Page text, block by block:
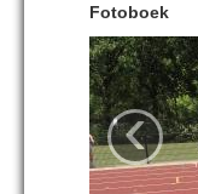
Fotoboek
‹